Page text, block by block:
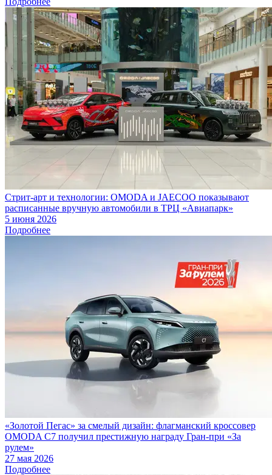
Стрит-арт и технологии: OMODA и JAECOO показывают
расписанные вручную автомобили в ТРЦ «Авиапарк»
5 июня 2026
Подробнее
«Золотой Пегас» за смелый дизайн: флагманский кроссовер
OMODA C7 получил престижную награду Гран-при «За
рулем»
27 мая 2026
Подробнее